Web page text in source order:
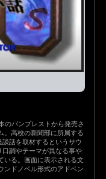
のバンプレストから発売さ
。高校の新聞部に所属する
話を取材するというサウ
調やテーマが異なる事や
いる。画面に表示される文
ンドノベル形式のアドベン